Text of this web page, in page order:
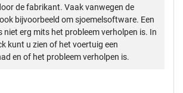
de fabrikant. Vaak vanwegen de
bijvoorbeeld om sjoemelsoftware. Een
niet erg mits het probleem verholpen is. In
kunt u zien of het voertuig een
en of het probleem verholpen is.